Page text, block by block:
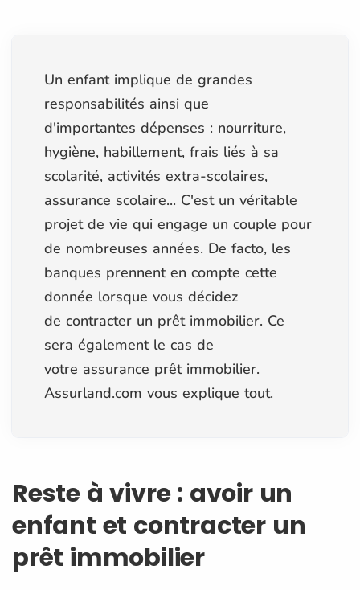
Un enfant implique de grandes
responsabilités ainsi que
d'importantes dépenses : nourriture,
hygiène, habillement, frais liés à sa
scolarité, activités extra-scolaires,
assurance scolaire... C'est un véritable
projet de vie qui engage un couple pour
de nombreuses années. De facto, les
banques prennent en compte cette
donnée lorsque vous décidez
de contracter un prêt immobilier. Ce
sera également le cas de
votre assurance prêt immobilier.
Assurland.com vous explique tout.
Reste à vivre : avoir un
enfant et contracter un
prêt immobilier